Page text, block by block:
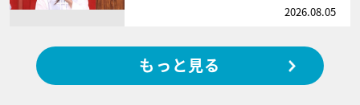
2026.08.05
もっと見る